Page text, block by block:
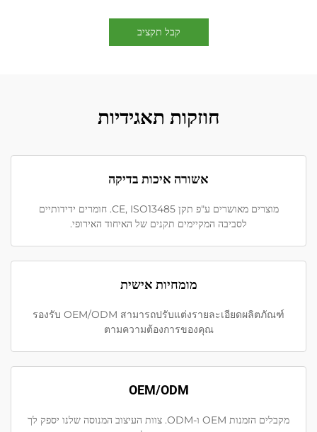
קבל תקציב
חוזקות תאגידיות
אשורה איכות בדיקה
מוצרים מאושרים ע"פ תקן CE, ISO13485. חומרים ידידותיים
לסביבה המקיימים תקנים של האיחוד האירופי.
מומחיות אישית
รองรับ OEM/ODM สามารถปรับแต่งรายละเอียดผลิตภัณฑ์
ตามความต้องการของคุณ
OEM/ODM
מקבלים הזמנות OEM ו-ODM. צוות העיצוב המנוסה שלנו יספק לך